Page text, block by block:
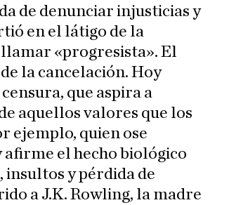
de denunciar injusticias y
en el látigo de la
llamar «progresista». El
la cancelación. Hoy
que aspira a
aquellos valores que los
ejemplo, quien ose
el hecho biológico
insultos y pérdida de
a J.K. Rowling, la madre